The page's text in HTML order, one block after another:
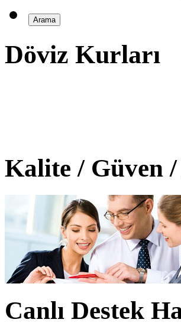
Döviz Kurları
Kalite / Güven
Canlı Destek